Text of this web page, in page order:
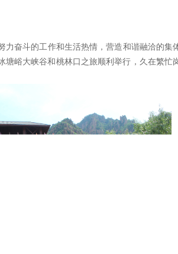
奋斗的工作和生活热情，营造和谐融洽的集
峪大峡谷和桃林口之旅顺利举行，久在繁